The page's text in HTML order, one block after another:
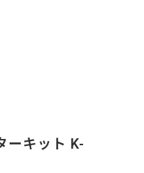
ーキット K-